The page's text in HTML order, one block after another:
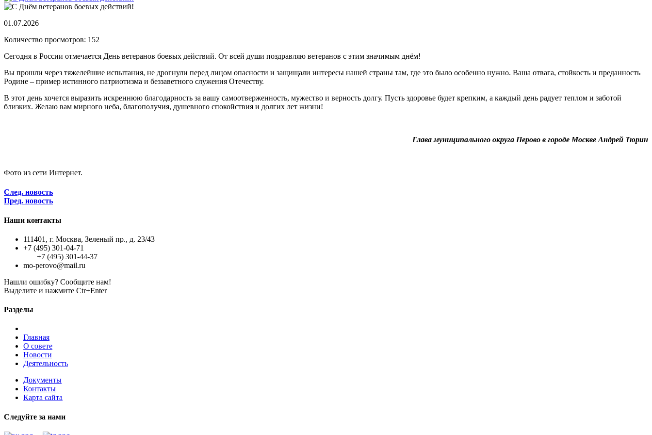
01.07.2026
Количество просмотров: 152
Сегодня в России отмечается День ветеранов боевых действий. От всей души поздравляю ветеранов с этим значимым днём!
Вы прошли через тяжелейшие испытания, не дрогнули перед лицом опасности и защищали интересы нашей страны там, где это было особенно нужно. Ваша отвага, стойкость и преданность
Родине – пример истинного патриотизма и беззаветного служения Отечеству.
В этот день хочется выразить искреннюю благодарность за вашу самоотверженность, мужество и верность долгу. Пусть здоровье будет крепким, а каждый день радует теплом и заботой
близких. Желаю вам мирного неба, благополучия, душевного спокойствия и долгих лет жизни!
Глава муниципального округа Перово в городе Москве Андрей Тюрин
Фото из сети Интернет.
След. новость
Пред. новость
Наши контакты
111401, г. Москва, Зеленый пр., д. 23/43
+7 (495) 301-04-71
+7 (495) 301-44-37
mo-perovo@mail.ru
Нашли ошибку? Сообщите нам!
Выделите и нажмите Ctr+Enter
Разделы
Главная
О совете
Новости
Деятельность
Документы
Контакты
Карта сайта
Следуйте за нами